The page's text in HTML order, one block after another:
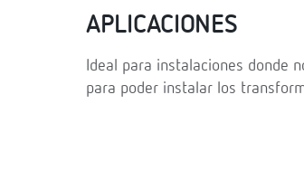
APLICACIONES
Ideal para instalaciones donde
para poder instalar los